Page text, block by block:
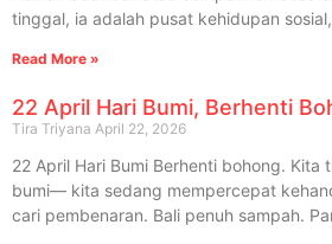
tinggal, ia adalah pusat kehidupan
Read More »
22 April Hari Bumi, Berhenti
Tira Triyana April 22, 2026
22 April Hari Bumi Berhenti bohong. Kita
bumi— kita sedang mempercepat
cari pembenaran. Bali penuh sampah.